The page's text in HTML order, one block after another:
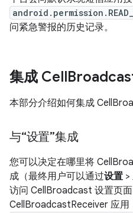
问紧急警报的历史记录。
集成 Cell
本部分介绍如何集成
与“设置”集成
您可以决定在哪里将
成（最终用户可以通过设置 >
访问 CellBroadcast 设置页
CellBroadcastReceiver 应用